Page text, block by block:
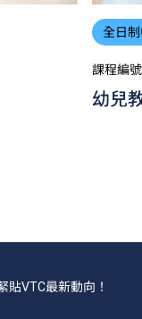
全日
課程編
幼兒
貼VTC最新動向！